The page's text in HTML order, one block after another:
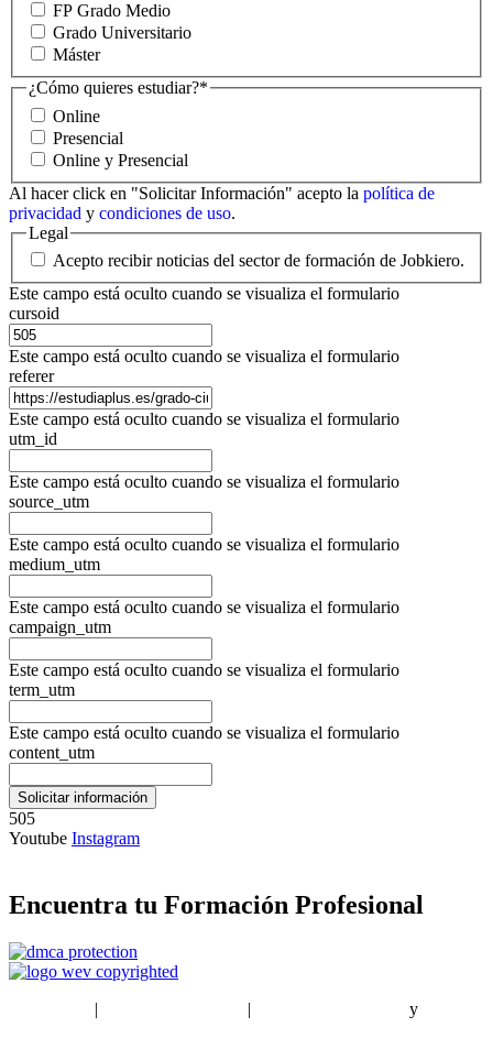
FP Grado Medio
Grado Universitario
Máster
¿Cómo quieres estudiar?*
Online
Presencial
Online y Presencial
Al hacer click en "Solicitar Información" acepto la política de
privacidad y condiciones de uso.
Legal
Acepto recibir noticias del sector de formación de Jobkiero.
Este campo está oculto cuando se visualiza el formulario
cursoid
Este campo está oculto cuando se visualiza el formulario
referer
Este campo está oculto cuando se visualiza el formulario
utm_id
Este campo está oculto cuando se visualiza el formulario
source_utm
Este campo está oculto cuando se visualiza el formulario
medium_utm
Este campo está oculto cuando se visualiza el formulario
campaign_utm
Este campo está oculto cuando se visualiza el formulario
term_utm
Este campo está oculto cuando se visualiza el formulario
content_utm
505
Youtube Instagram
Encuentra tu Formación Profesional
| | y